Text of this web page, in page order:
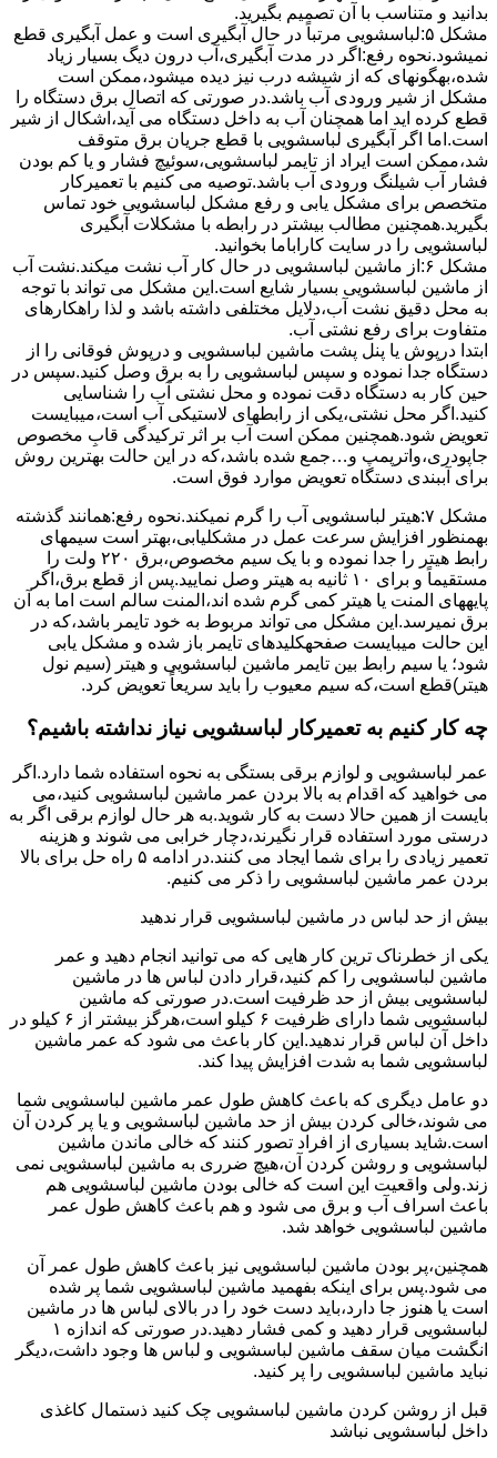
بدانید و متناسب با آن تصمیم بگیرید.
مشکل ۵:لباسشویی مرتباً در ﺣﺎل آﺑﮕﯿﺮی اﺳﺖ و ﻋﻤﻞ آﺑﮕﯿﺮی ﻗﻄﻊ
نمیشود.نحوه رﻓﻊ:اﮔﺮ در ﻣﺪت آﺑﮕﯿﺮی،آب درون دﯾﮓ ﺑﺴﯿﺎر زﯾﺎد
ﺷﺪه،بهگونهای ﮐﻪ از ﺷﯿﺸﻪ درب ﻧﯿﺰ دﯾﺪه میشود،ممکن است
مشکل از شیر ورودی آب باشد.در صورتی که اتصال برق دستگاه را
قطع کرده اید اما همچنان آب به داخل دستگاه می آید،اشکال از شیر
است.اما اگر آبگیری لباسشویی با قطع جریان برق متوقف
شد،ممکن است ایراد از تایمر لباسشویی،سوئیچ فشار و یا کم بودن
فشار آب شیلنگ ورودی آب باشد.توصیه می کنیم با تعمیرکار
متخصص برای مشکل یابی و رفع مشکل لباسشویی خود تماس
بگیرید.همچنین مطالب بیشتر در رابطه با مشکلات آبگیری
لباسشویی را در سایت کاراباما بخوانید.
مشکل ۶:از ﻣﺎﺷﯿﻦ لباسشویی در ﺣﺎل ﮐﺎر آب ﻧﺸﺖ میکند.نشت آب
از ماشین لباسشویی بسیار شایع است.این مشکل می تواند با توجه
به محل دقیق نشت آب،دلایل مختلفی داشته باشد و لذا راهکارهای
متفاوت برای رفع نشتی آب.
ابتدا درپوش یا پنل ﭘﺸﺖ ﻣﺎﺷﯿﻦ لباسشویی و درپوش ﻓﻮﻗﺎﻧﯽ را از
دستگاه ﺟﺪا ﻧﻤﻮده و ﺳﭙﺲ لباسشویی را ﺑﻪ ﺑﺮق وصل ﮐﻨﯿﺪ.سپس در
حین کار به دستگاه دقت نموده و ﻣﺤﻞ نشتی آب را ﺷﻨﺎﺳﺎﯾﯽ
کنید.اﮔﺮ ﻣﺤﻞ نشتی،ﯾﮑﯽ از رابطهای ﻻﺳﺘﯿﮑﯽ آب اﺳﺖ،میبایست
ﺗﻌﻮﯾﺾ شود.همچنین ﻣﻤﮑﻦ اﺳﺖ آب بر اثر ﺗﺮﮐﯿﺪﮔﯽ قابِ ﻣﺨﺼﻮص
ﺟﺎﭘﻮدری،واترپمپ و…جمع شده ﺑﺎﺷﺪ،ﮐﻪ در این حالت بهترین روش
برای آببندی دستگاه ﺗﻌﻮﯾﺾ ﻣﻮارد ﻓﻮق اﺳﺖ.
مشکل ۷:ﻫﯿﺘﺮ لباسشویی آب را ﮔﺮم نمیکند.نحوه رﻓﻊ:ﻫﻤﺎﻧﻨﺪ ﮔﺬﺷﺘﻪ
بهمنظور اﻓﺰاﯾﺶ ﺳﺮﻋﺖ ﻋﻤﻞ در مشکلیابی،بهتر است سیمهای
راﺑﻂ ﻫﯿﺘﺮ را ﺟﺪا ﻧﻤﻮده و ﺑﺎ ﯾﮏ ﺳﯿﻢ ﻣﺨﺼﻮص،برق ۲۲۰ ولت را
مستقیماً و برای ۱۰ ﺛﺎﻧﯿﻪ ﺑﻪ ﻫﯿﺘﺮ وصل نمایید.ﭘﺲ از ﻗﻄﻊ ﺑﺮق،اﮔﺮ
پایههای اﻟﻤﻨﺖ یا هیتر کمی ﮔﺮم ﺷﺪه اند،اﻟﻤﻨﺖ ﺳﺎﻟﻢ است اما ﺑﻪ آن
ﺑﺮق نمیرسد.اﯾﻦ ﻣﺸﮑﻞ می تواند مربوط به ﺧﻮد ﺗﺎﯾﻤﺮ باشد،ﮐﻪ در
این حالت میبایست صفحهکلیدهای ﺗﺎﯾﻤﺮ باز شده و مشکل یابی
شود؛ ﯾﺎ ﺳﯿﻢ راﺑﻂ ﺑﯿﻦ ﺗﺎﯾﻤﺮ ماشین لباسشویی و ﻫﯿﺘﺮ (سیم ﻧﻮل
ﻫﯿﺘﺮ)ﻗﻄﻊ اﺳﺖ،ﮐﻪ ﺳﯿﻢ ﻣﻌﯿﻮب را ﺑﺎﯾﺪ سریعاً ﺗﻌﻮﯾﺾ کرد.
چه کار کنیم به تعمیرکار لباسشویی نیاز نداشته باشیم؟
عمر لباسشویی و لوازم برقی بستگی به نحوه استفاده شما دارد.اگر
می خواهید که اقدام به بالا بردن عمر ماشین لباسشویی کنید،می
بایست از همین حالا دست به کار شوید.به هر حال لوازم برقی اگر به
درستی مورد استفاده قرار نگیرند،دچار خرابی می شوند و هزینه
تعمیر زیادی را برای شما ایجاد می کنند.در ادامه ۵ راه حل برای بالا
بردن عمر ماشین لباسشویی را ذکر می کنیم.
بیش از حد لباس در ماشین لباسشویی قرار ندهید
یکی از خطرناک ترین کار هایی که می توانید انجام دهید و عمر
ماشین لباسشویی را کم کنید،قرار دادن لباس ها در ماشین
لباسشویی بیش از حد ظرفیت است.در صورتی که ماشین
لباسشویی شما دارای ظرفیت ۶ کیلو است،هرگز بیشتر از ۶ کیلو در
داخل آن لباس قرار ندهید.این کار باعث می شود که عمر ماشین
لباسشویی شما به شدت افزایش پیدا کند.
دو عامل دیگری که باعث کاهش طول عمر ماشین لباسشویی شما
می شوند،خالی کردن بیش از حد ماشین لباسشویی و یا پر کردن آن
است.شاید بسیاری از افراد تصور کنند که خالی ماندن ماشین
لباسشویی و روشن کردن آن،هیچ ضرری به ماشین لباسشویی نمی
زند.ولی واقعیت این است که خالی بودن ماشین لباسشویی هم
باعث اسراف آب و برق می شود و هم باعث کاهش طول عمر
ماشین لباسشویی خواهد شد.
همچنین،پر بودن ماشین لباسشویی نیز باعث کاهش طول عمر آن
می شود.پس برای اینکه بفهمید ماشین لباسشویی شما پر شده
است یا هنوز جا دارد،باید دست خود را در بالای لباس ها در ماشین
لباسشویی قرار دهید و کمی فشار دهید.در صورتی که اندازه ۱
انگشت میان سقف ماشین لباسشویی و لباس ها وجود داشت،دیگر
نباید ماشین لباسشویی را پر کنید.
قبل از روشن کردن ماشین لباسشویی چک کنید ذستمال کاغذی
داخل لباسشویی نباشد